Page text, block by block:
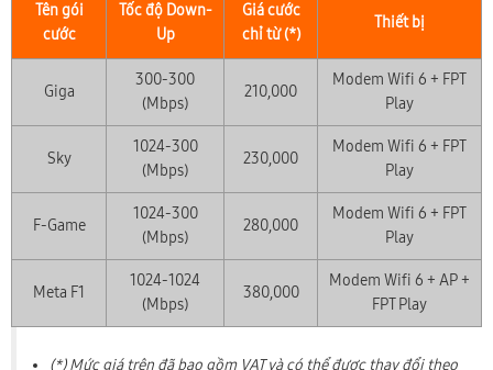
Tên gói
cước
Tốc độ Down-
Up
Giá cước
chỉ từ (*)
Thiết bị
Giga
300-300
(Mbps)
210,000
Modem Wifi 6 + FPT
Play
Sky
1024-300
(Mbps)
230,000
Modem Wifi 6 + FPT
Play
F-Game
1024-300
(Mbps)
280,000
Modem Wifi 6 + FPT
Play
Meta F1
1024-1024
(Mbps)
380,000
Modem Wifi 6 + AP +
FPT Play
(*) Mức giá trên đã bao gồm VAT và có thể được thay đổi theo